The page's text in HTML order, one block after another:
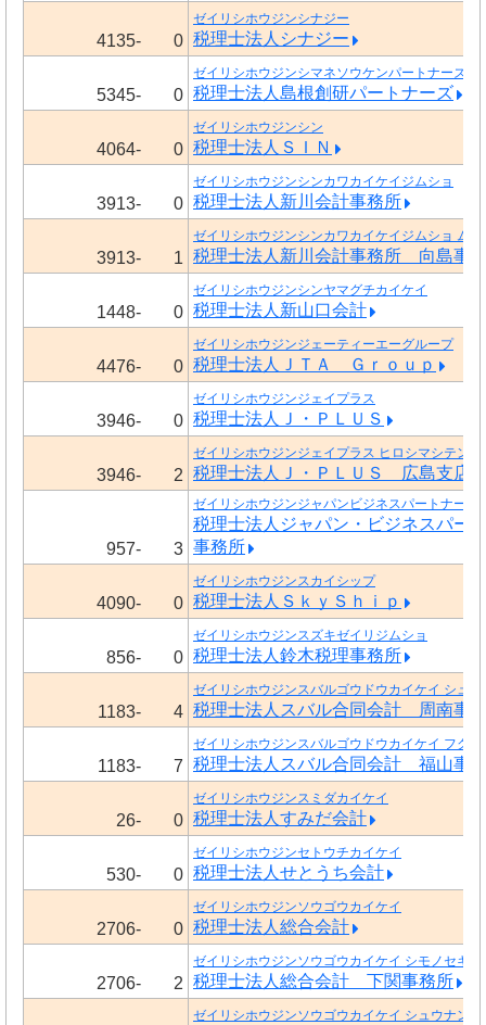
4135- 0
ゼイリシホウジンシナジー
税理士法人シナジー
5345- 0
ゼイリシホウジンシマネソウケンパートナーズ
税理士法人島根創研パートナーズ
4064- 0
ゼイリシホウジンシン
税理士法人ＳＩＮ
3913- 0
ゼイリシホウジンシンカワカイケイジムショ
税理士法人新川会計事務所
3913- 1
ゼイリシホウジンシンカワカイケイジムショ ム
税理士法人新川会計事務所 向島事
1448- 0
ゼイリシホウジンシンヤマグチカイケイ
税理士法人新山口会計
4476- 0
ゼイリシホウジンジェーティーエーグループ
税理士法人ＪＴＡ Ｇｒｏｕｐ
3946- 0
ゼイリシホウジンジェイプラス
税理士法人Ｊ・ＰＬＵＳ
3946- 2
ゼイリシホウジンジェイプラス ヒロシマシテン
税理士法人Ｊ・ＰＬＵＳ 広島支店
957- 3
ゼイリシホウジンジャパンビジネスパートナーズ
税理士法人ジャパン・ビジネスパー
事務所
4090- 0
ゼイリシホウジンスカイシップ
税理士法人ＳｋｙＳｈｉｐ
856- 0
ゼイリシホウジンスズキゼイリジムショ
税理士法人鈴木税理事務所
1183- 4
ゼイリシホウジンスバルゴウドウカイケイ シュウ
税理士法人スバル合同会計 周南事
1183- 7
ゼイリシホウジンスバルゴウドウカイケイ フクヤ
税理士法人スバル合同会計 福山事
26- 0
ゼイリシホウジンスミダカイケイ
税理士法人すみだ会計
530- 0
ゼイリシホウジンセトウチカイケイ
税理士法人せとうち会計
2706- 0
ゼイリシホウジンソウゴウカイケイ
税理士法人総合会計
2706- 2
ゼイリシホウジンソウゴウカイケイ シモノセキジ
税理士法人総合会計 下関事務所
ゼイリシホウジンソウゴウカイケイ シュウナンジ